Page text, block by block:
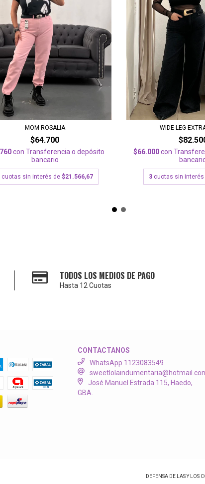
MOM ROSALIA
$64.700
con Transferencia o depósito
bancario
cuotas sin interés de$21.566,67
WIDE LEG
$66.000con
3 cuotas sin
TODOS LOS MEDIOS DE PAGO
Hasta 12 Cuotas
CONTACTANOS
WhatsApp 1123083549
José Manuel Estrada 115, Haedo,
GBA.
DEFENSA DE LAS Y LOS